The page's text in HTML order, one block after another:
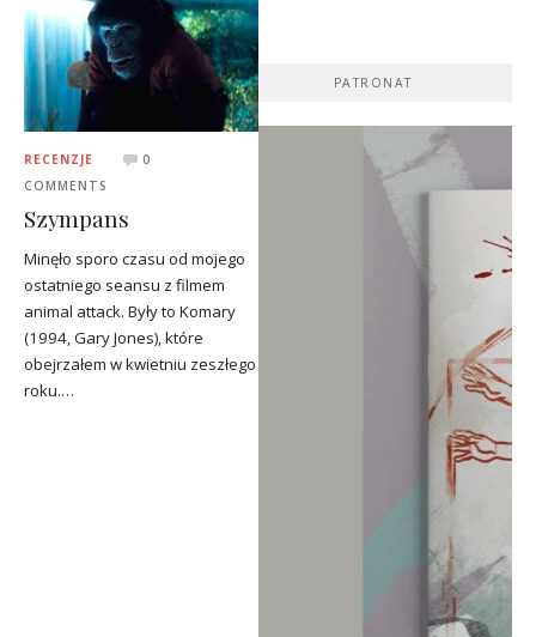
RECENZJE
0
COMMENTS
Szympans
Minęło sporo czasu od mojego
ostatniego seansu z filmem
animal attack. Były to Komary
(1994, Gary Jones), które
obejrzałem w kwietniu zeszłego
roku.…
PATRONAT